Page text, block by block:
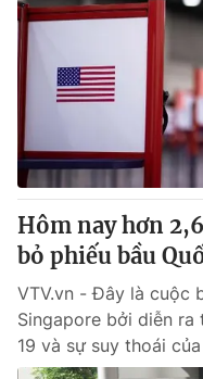
Hôm nay hơn
bỏ phiếu bầu
VTV.vn - Đây là cuộc
Singapore bởi diễn
19 và sự suy thoái